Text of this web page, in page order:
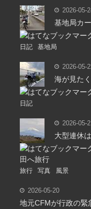
2026-05-
基地局カ
日記 基地局
2026-05-
海が見た
日記
2026-05-
大型連休
旅行 写真 風景
2026-05-20
地元CFMが行政の緊